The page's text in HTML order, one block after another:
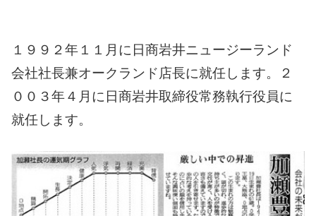
１９９２年１１月に日商岩井ニュージーランド
会社社長兼オークランド店長に就任します。
２
００３年４月に日商岩井取締役常務執行役員に
就任します。